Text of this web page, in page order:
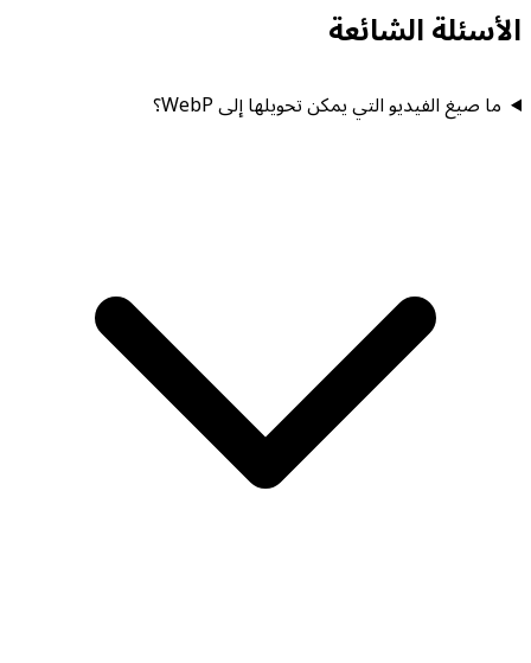
الأسئلة الشائعة
ما صيغ الفيديو التي يمكن تحويلها إلى WebP؟